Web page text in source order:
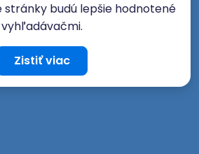
stránky budú lepšie hodnotené
vyhľadávačmi.
Zistiť viac